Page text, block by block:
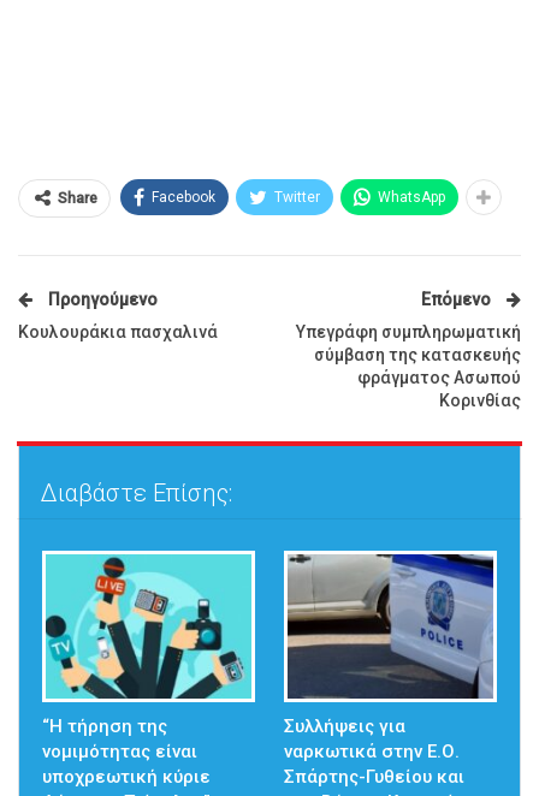
Share Facebook Twitter WhatsApp
Προηγούμενο
Κουλουράκια πασχαλινά
Επόμενο
Υπεγράφη συμπληρωματική
σύμβαση της κατασκευής
φράγματος Ασωπού
Κορινθίας
Διαβάστε Επίσης:
“Η τήρηση της
νομιμότητας είναι
υποχρεωτική κύριε
Συλλήψεις για
ναρκωτικά στην Ε.Ο.
Σπάρτης-Γυθείου και